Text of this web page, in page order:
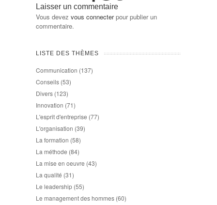
Laisser un commentaire
Vous devez vous connecterpour publier un
commentaire.
LISTE DES THÈMES
Communication (137)
Conseils (53)
Divers (123)
Innovation (71)
L'esprit d'entreprise (77)
L'organisation (39)
La formation (58)
La méthode (84)
La mise en oeuvre (43)
La qualité (31)
Le leadership (55)
Le management des hommes (60)